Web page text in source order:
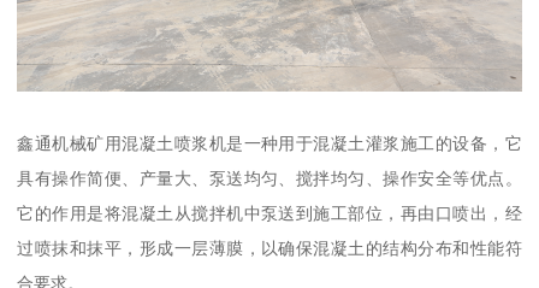
鑫通机械矿用混凝土喷浆机是一种用于混凝土灌浆施工的设备，它
具有操作简便、产量大、泵送均匀、搅拌均匀、操作安全等优点。
它的作用是将混凝土从搅拌机中泵送到施工部位，再由口喷出，经
过喷抹和抹平，形成一层薄膜，以确保混凝土的结构分布和性能符
合要求。